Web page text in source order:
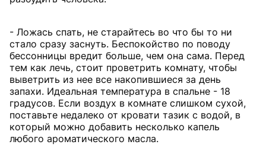
- Ложась спать, не старайтесь во что бы то ни
стало сразу заснуть. Беспокойство по поводу
бессонницы вредит больше, чем она сама. Перед
тем как лечь, стоит проветрить комнату, чтобы
выветрить из нее все накопившиеся за день
запахи. Идеальная температура в спальне - 18
градусов. Если воздух в комнате слишком сухой,
поставьте недалеко от кровати тазик с водой, в
который можно добавить несколько капель
любого ароматического масла.